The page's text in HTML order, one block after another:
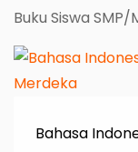
Buku Siswa
Bahasa